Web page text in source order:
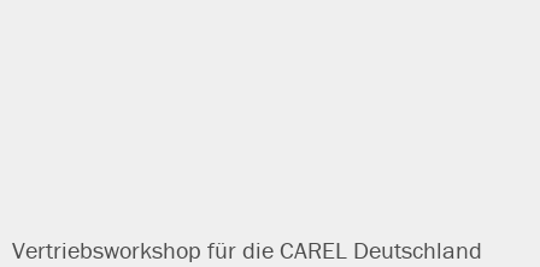
Vertriebsworkshop für die CAREL Deutschland